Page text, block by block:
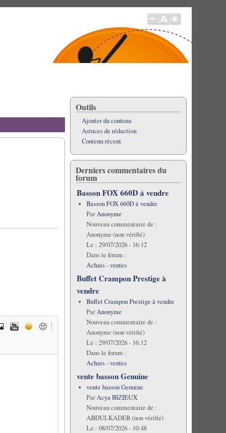
Outils
Ajouter du contenu
Astuces de rédaction
Contenu récent
Derniers commentaires du
forum
Basson FOX 660D á vendre
Basson FOX 660D á vendre
ParAnonyme
Nouveau commentaire de :
Anonyme (non vérifié)
Le : 29/07/2026 - 16:12
Dans le forum :
Achats - ventes
Buffet Crampon Prestige à
vendre
Buffet Crampon Prestige à vendre
ParAnonyme
Nouveau commentaire de :
Anonyme (non vérifié)
Le : 29/07/2026 - 16:12
Dans le forum :
Achats - ventes
vente basson Genuine
vente basson Genuine
ParAcya BIZIEUX
Nouveau commentaire de :
ABDULKADER (non vérifié)
Le : 08/07/2026 - 10:48